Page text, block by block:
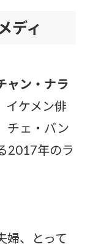
ディ
ャン・ナラ
イケメン俳
チェ・バン
2017年のラ
婦、とって